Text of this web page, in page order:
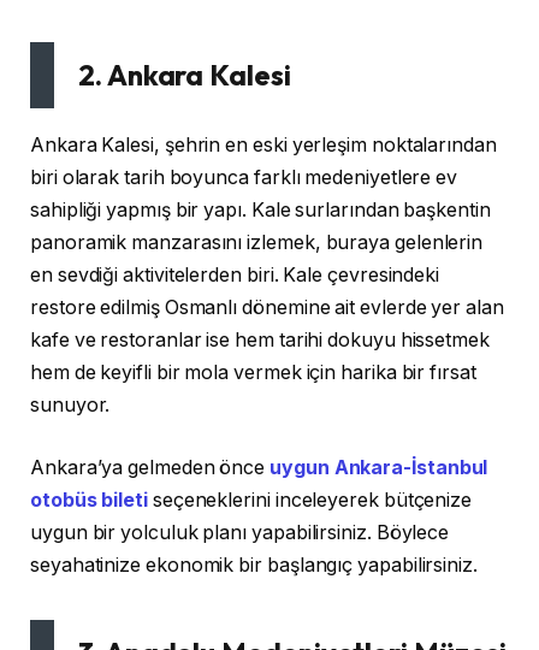
2. Ankara Kalesi
Ankara Kalesi, şehrin en eski yerleşim noktalarından
biri olarak tarih boyunca farklı medeniyetlere ev
sahipliği yapmış bir yapı. Kale surlarından başkentin
panoramik manzarasını izlemek, buraya gelenlerin
en sevdiği aktivitelerden biri. Kale çevresindeki
restore edilmiş Osmanlı dönemine ait evlerde yer alan
kafe ve restoranlar ise hem tarihi dokuyu hissetmek
hem de keyifli bir mola vermek için harika bir fırsat
sunuyor.
Ankara’ya gelmeden önce uygun Ankara-İstanbul
otobüs biletiseçeneklerini inceleyerek bütçenize
uygun bir yolculuk planı yapabilirsiniz. Böylece
seyahatinize ekonomik bir başlangıç yapabilirsiniz.